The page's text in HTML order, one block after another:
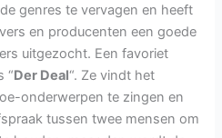
genres te vervagen en heeft
en producenten een goede
uitgezocht. Een favoriet
“Der Deal“. Ze vindt het
onderwerpen te zingen en
tussen twee mensen om